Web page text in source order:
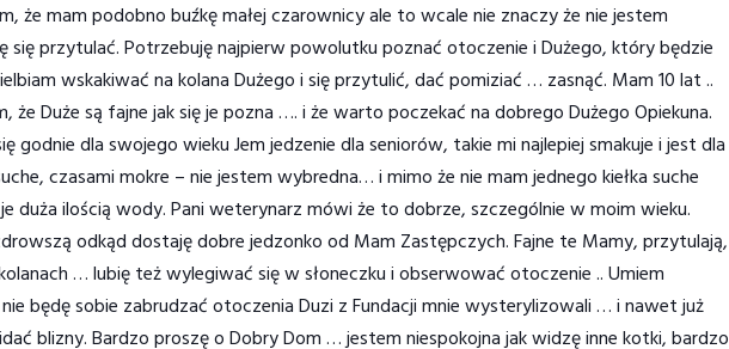
że mam podobno buźkę małej czarownicy ale to wcale nie znaczy że nie jestem
się przytulać. Potrzebuję najpierw powolutku poznać otoczenie i Dużego, który będzie
wskakiwać na kolana Dużego i się przytulić, dać pomiziać … zasnąć. Mam 10 lat ..
że Duże są fajne jak się je pozna …. i że warto poczekać na dobrego Dużego Opiekuna.
godnie dla swojego wieku Jem jedzenie dla seniorów, takie mi najlepiej smakuje i jest dla
czasami mokre – nie jestem wybredna… i mimo że nie mam jednego kiełka suche
duża ilością wody. Pani weterynarz mówi że to dobrze, szczególnie w moim wieku.
odkąd dostaję dobre jedzonko od Mam Zastępczych. Fajne te Mamy, przytulają,
… lubię też wylegiwać się w słoneczku i obserwować otoczenie .. Umiem
będę sobie zabrudzać otoczenia Duzi z Fundacji mnie wysterylizowali … i nawet już
blizny. Bardzo proszę o Dobry Dom … jestem niespokojna jak widzę inne kotki, bardzo